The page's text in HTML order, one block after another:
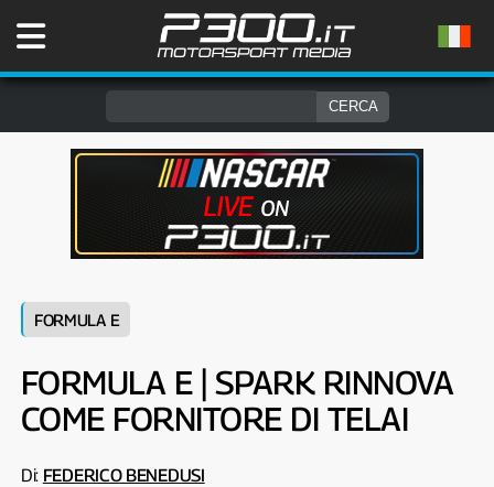
FORMULA E
FORMULA E | SPARK RINNOVA
COME FORNITORE DI TELAI
Di: FEDERICO BENEDUSI